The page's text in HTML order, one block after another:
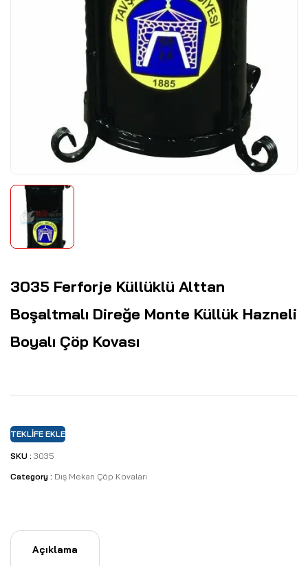
3035 Ferforje Küllüklü Alttan
Boşaltmalı Direğe Monte Küllük Hazneli
Boyalı Çöp Kovası
TEKLIFE EKLE
SKU : 3035
Category : Dış Mekan Çöp Kovaları
Açıklama